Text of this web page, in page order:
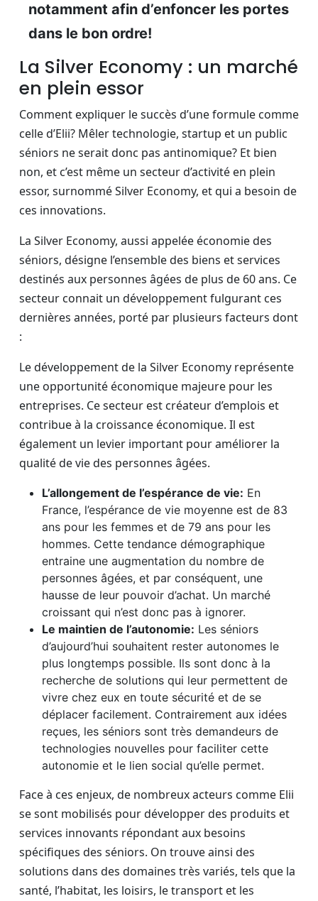
notamment afin d’enfoncer les portes
dans le bon ordre!
La Silver Economy : un marché
en plein essor
Comment expliquer le succès d’une formule comme
celle d’Elii? Mêler technologie, startup et un public
séniors ne serait donc pas antinomique? Et bien
non, et c’est même un secteur d’activité en plein
essor, surnommé Silver Economy, et qui a besoin de
ces innovations.
La Silver Economy, aussi appelée économie des
séniors, désigne l’ensemble des biens et services
destinés aux personnes âgées de plus de 60 ans. Ce
secteur connait un développement fulgurant ces
dernières années, porté par plusieurs facteurs dont
:
Le développement de la Silver Economy représente
une opportunité économique majeure pour les
entreprises. Ce secteur est créateur d’emplois et
contribue à la croissance économique. Il est
également un levier important pour améliorer la
qualité de vie des personnes âgées.
L’allongement de l’espérance de vie: En
France, l’espérance de vie moyenne est de 83
ans pour les femmes et de 79 ans pour les
hommes. Cette tendance démographique
entraine une augmentation du nombre de
personnes âgées, et par conséquent, une
hausse de leur pouvoir d’achat. Un marché
croissant qui n’est donc pas à ignorer.
Le maintien de l’autonomie: Les séniors
d’aujourd’hui souhaitent rester autonomes le
plus longtemps possible. Ils sont donc à la
recherche de solutions qui leur permettent de
vivre chez eux en toute sécurité et de se
déplacer facilement. Contrairement aux idées
reçues, les séniors sont très demandeurs de
technologies nouvelles pour faciliter cette
autonomie et le lien social qu’elle permet.
Face à ces enjeux, de nombreux acteurs comme Elii
se sont mobilisés pour développer des produits et
services innovants répondant aux besoins
spécifiques des séniors. On trouve ainsi des
solutions dans des domaines très variés, tels que la
santé, l’habitat, les loisirs, le transport et les